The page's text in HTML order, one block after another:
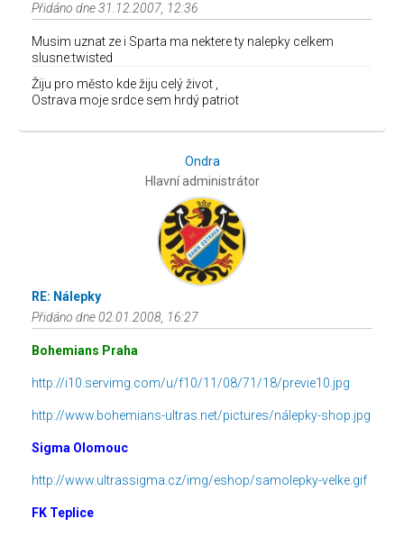
Přidáno dne 31.12.2007, 12:36
Musim uznat ze i Sparta ma nektere ty nalepky celkem
slusne:twisted
Žiju pro město kde žiju celý život ,
Ostrava moje srdce sem hrdý patriot
Ondra
Hlavní administrátor
RE: Nálepky
Přidáno dne 02.01.2008, 16:27
Bohemians Praha
http://i10.servimg.com/u/f10/11/08/71/18/previe10.jpg
http://www.bohemians-ultras.net/pictures/nálepky-shop.jpg
Sigma Olomouc
http://www.ultrassigma.cz/img/eshop/samolepky-velke.gif
FK Teplice